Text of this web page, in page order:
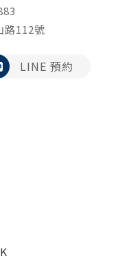
路112號
LINE 預約